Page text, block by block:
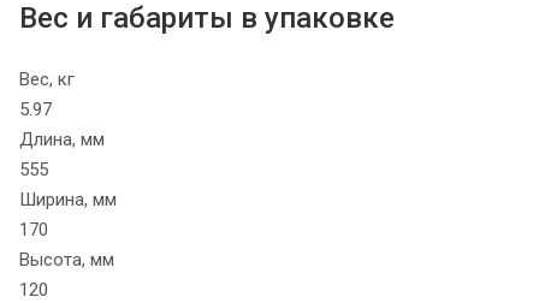
Вес и габариты в упаковке
Вес, кг
5.97
Длина, мм
555
Ширина, мм
170
Высота, мм
120